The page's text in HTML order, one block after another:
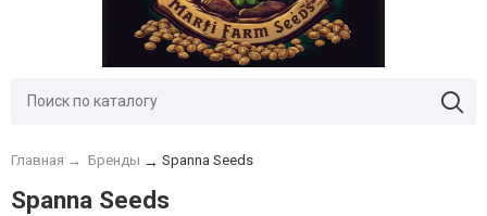
Главная → Бренды → Spanna Seeds
Spanna Seeds